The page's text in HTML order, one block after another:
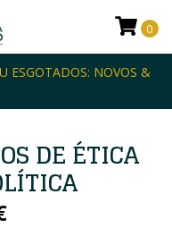
ESGOTADOS: NOVOS &
0
DE ÉTICA